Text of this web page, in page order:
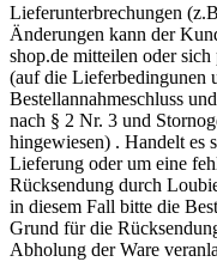
Lieferunterbrechungen
Änderungen kann der
shop.de mitteilen oder
(auf die Lieferbedingunen
Bestellannahmeschluss
nach § 2 Nr. 3 und
hingewiesen) . Handelt es
Lieferung oder um eine
Rücksendung durch
in diesem Fall bitte die
Grund für die
Abholung der Ware